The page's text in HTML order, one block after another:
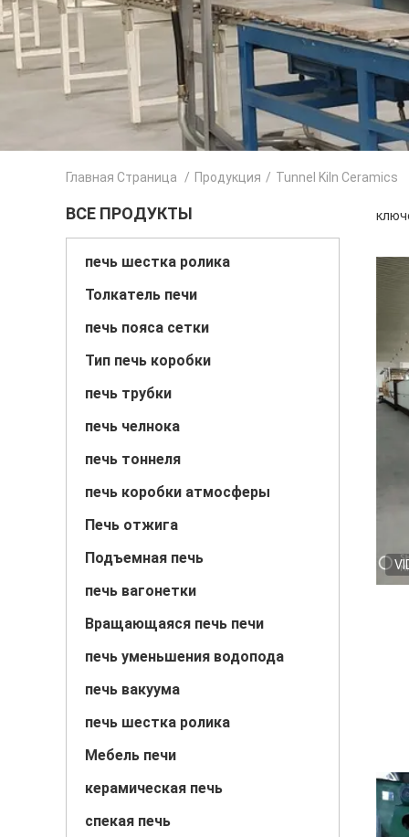
Главная Страница / Продукция / Tunnel Kiln Ceramics
ВСЕ ПРОДУКТЫ
печь шестка ролика
Толкатель печи
печь пояса сетки
Тип печь коробки
печь трубки
печь челнока
печь тоннеля
печь коробки атмосферы
Печь отжига
Подъемная печь
печь вагонетки
Вращающаяся печь печи
печь уменьшения водопода
печь вакуума
печь шестка ролика
Мебель печи
керамическая печь
спекая печь